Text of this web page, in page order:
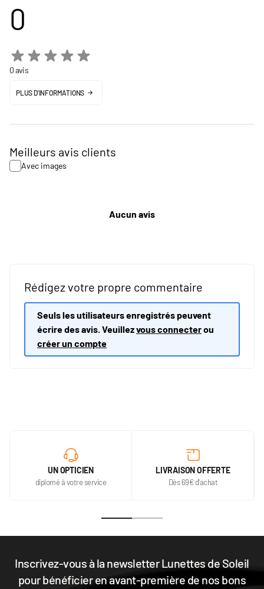
0
0 avis
PLUS D'INFORMATIONS
Meilleurs avis clients
Avec images
Aucun avis
Rédigez votre propre commentaire
Seuls les utilisateurs enregistrés peuvent
écrire des avis. Veuillezvous connecterou
créer un compte
UN OPTICIEN
diplomé à votre service
LIVRAISON OFFERTE
Dès 69€ d'achat
Inscrivez-vous à la newsletter Lunettes de Soleil
pour bénéficier en avant-première de nos bons